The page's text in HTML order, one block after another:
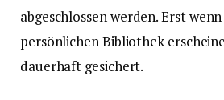
abgeschlossen werden. Erst
persönlichen Bibliothek
dauerhaft gesichert.